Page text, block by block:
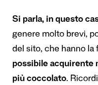
Si parla, in questo
genere molto brevi,
del sito, che hanno la
possibile acquirente
più coccolato.